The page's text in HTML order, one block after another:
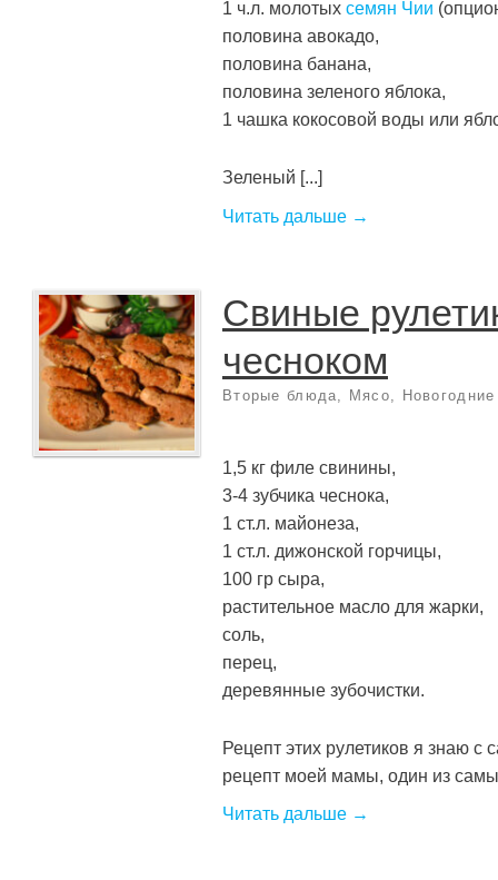
1 ч.л. молотых семян Чии
половина авокадо,
половина банана,
половина зеленого яблока,
1 чашка кокосовой воды или
Зеленый [...]
Читать дальше →
Свиные
чесноком
Вторые блюда Мясо
1,5 кг филе свинины,
3-4 зубчика чеснока,
1 ст.л. майонеза,
1 ст.л. дижонской горчицы,
100 гр сыра,
растительное масло для жарки,
соль,
перец,
деревянные зубочистки.
Рецепт этих рулетиков я знаю с
рецепт моей мамы, один из
Читать дальше →